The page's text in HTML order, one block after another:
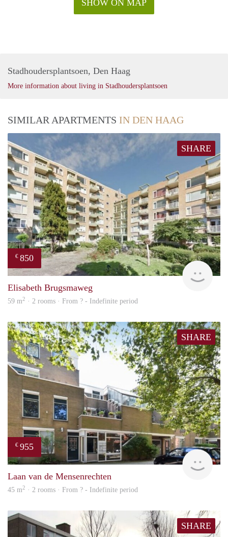
SHOW ON MAP
Stadhoudersplantsoen, Den Haag
More information about living in Stadhoudersplantsoen
SIMILAR APARTMENTS IN DEN HAAG
SHARE
€ 850
rent
Elisabeth Brugsmaweg
59 m2 · 2 rooms · From ? - Indefinite period
SHARE
€ 955
Laan van de Mensenrechten
45 m2 · 2 rooms · From ? - Indefinite period
SHARE